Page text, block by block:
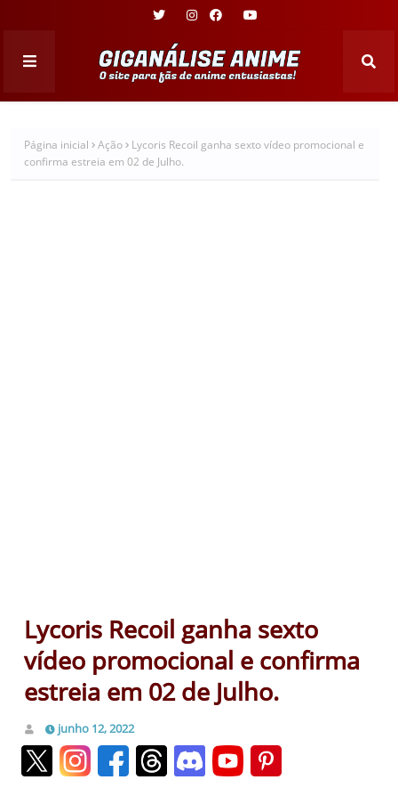
Página inicial Ação
Lycoris Recoil ganha sexto vídeo promocional e
confirma estreia em 02 de Julho.
Lycoris Recoil ganha sexto
vídeo promocional e confirma
estreia em 02 de Julho.
junho 12, 2022